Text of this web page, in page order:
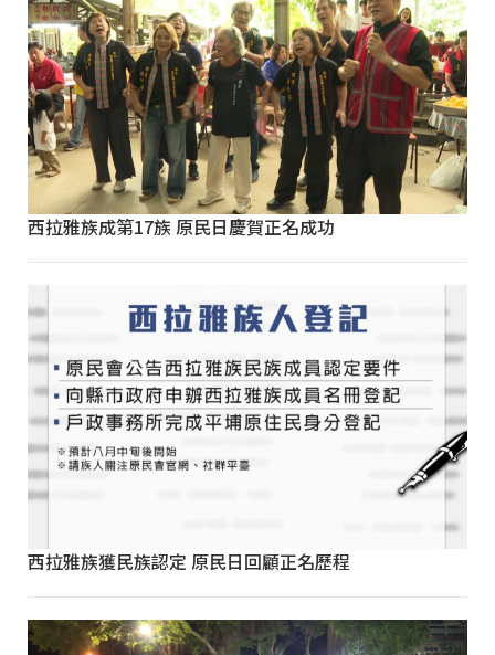
西拉雅族成第17族 原民日慶賀正名成功
西拉雅族獲民族認定 原民日回顧正名歷程